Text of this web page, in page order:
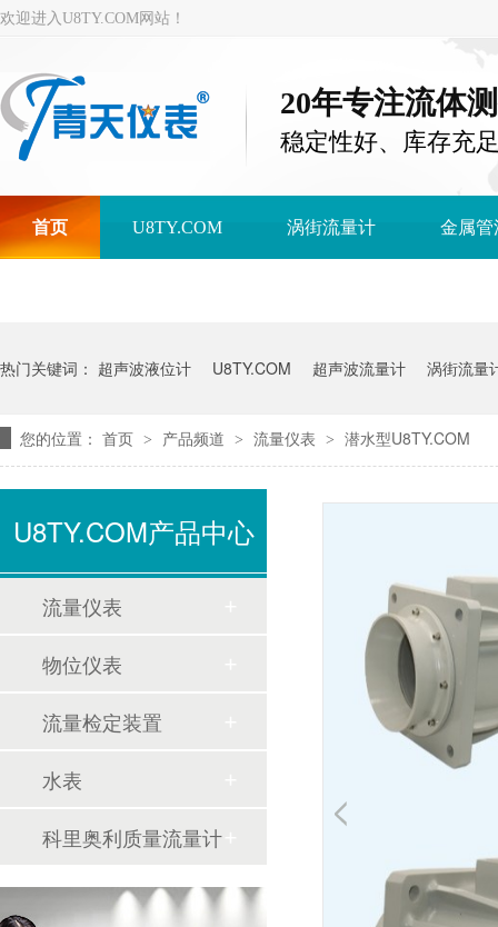
欢迎进入U8TY.COM网站！
20年专注流体
稳定性好、库存充
首页 U8TY.COM 涡街流量计 金属管
热门关键词： 超声波液位计 U8TY.COM 超声波流量计 涡街流量
您的位置： 首页 > 产品频道 > 流量仪表 > 潜水型U8TY.COM
U8TY.COM产品中心
流量仪表
物位仪表
流量检定装置
水表
科里奥利质量流量计